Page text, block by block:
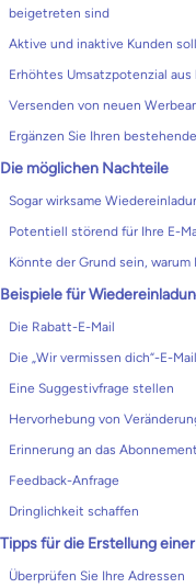
beigetreten sind
Aktive und inaktive Kunden
Erhöhtes Umsatzpotenzial
Versenden von neuen
Ergänzen Sie Ihren
Die möglichen Nachteile
Sogar wirksame
Potentiell störend für Ihre E-
Könnte der Grund sein,
Beispiele für
Die Rabatt-E-Mail
Die „Wir vermissen dich“-E-Mail
Eine Suggestivfrage stellen
Hervorhebung von
Erinnerung an das Abonnement
Feedback-Anfrage
Dringlichkeit schaffen
Tipps für die Erstellung
Überprüfen Sie Ihre Adressen